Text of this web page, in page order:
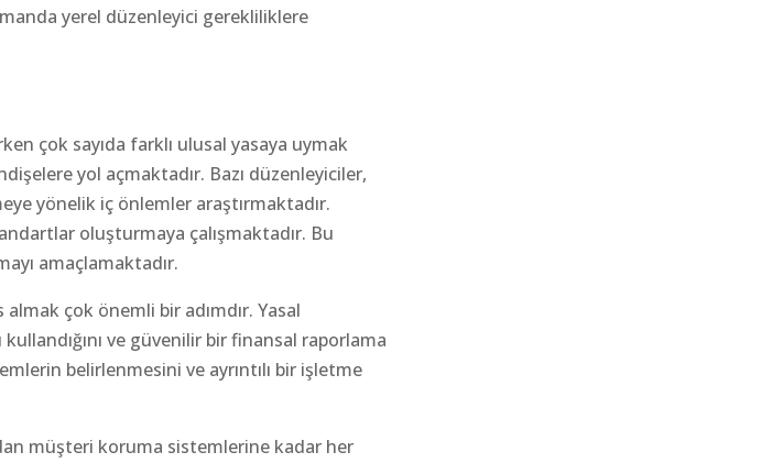
yerel düzenleyici gerekliliklere
çok sayıda farklı ulusal yasaya uymak
yol açmaktadır. Bazı düzenleyiciler,
yönelik iç önlemler araştırmaktadır.
oluşturmaya çalışmaktadır. Bu
amaçlamaktadır.
çok önemli bir adımdır. Yasal
ve güvenilir bir finansal raporlama
belirlenmesini ve ayrıntılı bir işletme
müşteri koruma sistemlerine kadar her